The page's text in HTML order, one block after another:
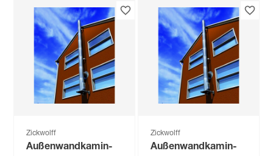
Zickwolff
Außenwandkamin-
Zickwolff
Außenwandkamin-